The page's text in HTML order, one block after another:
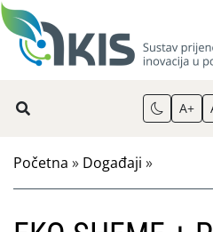
A+
Početna » Događaji »